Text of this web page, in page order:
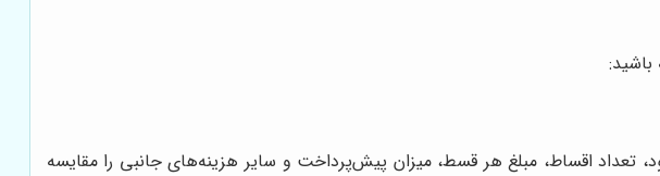
اقساط، مبلغ هر قسط، میزان پیش‌پرداخت و سایر هزینه‌های جانبی را مقایسه